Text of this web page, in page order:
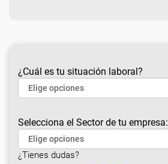
¿Cuál es tu situación laboral?
Selecciona el Sector de tu empresa:
¿Tienes dudas?